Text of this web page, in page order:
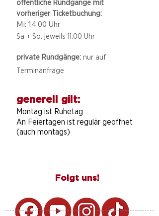
öffentliche Rundgänge mit
vorheriger Ticketbuchung:
Mi: 14.00 Uhr
Sa + So: jeweils 11.00 Uhr
private Rundgänge: nur auf
Terminanfrage
generell gilt:
Montag ist Ruhetag
An Feiertagen ist regulär geöffnet
(auch montags)
Folgt uns!